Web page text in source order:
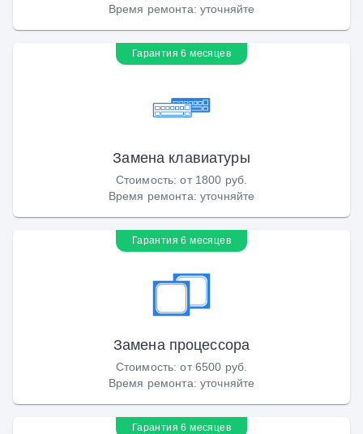
Время ремонта: уточняйте
Гарантия 6 месяцев
Замена клавиатуры
Стоимость:от 1800 руб.
Время ремонта: уточняйте
Гарантия 6 месяцев
Замена процессора
Стоимость:от 6500 руб.
Время ремонта: уточняйте
Гарантия 6 месяцев